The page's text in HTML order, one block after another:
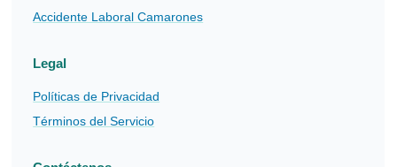
Accidente Laboral Camarones
Legal
Políticas de Privacidad
Términos del Servicio